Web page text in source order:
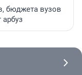
бюджета вузов